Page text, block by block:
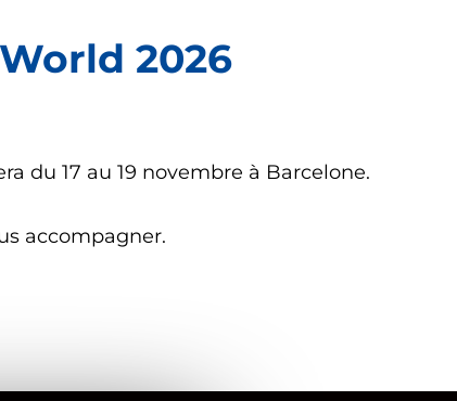
2026
du 17 au 19 novembre à Barcelone.
accompagner.